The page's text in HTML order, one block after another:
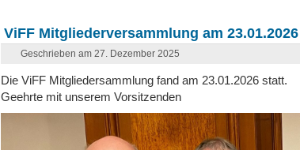
ViFF Mitgliederversammlung am 23.01.2026
Geschrieben am 27. Dezember 2025
Die ViFF Mitgliedersammlung fand am 23.01.2026 statt.
Geehrte mit unserem Vorsitzenden